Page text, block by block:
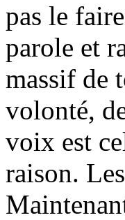
pas le
parole et
massif de
volonté,
voix est
raison.